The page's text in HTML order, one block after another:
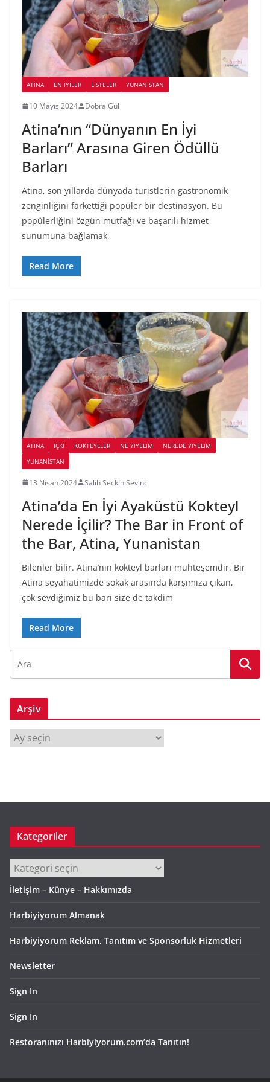
ATINA EN İYILER LİSTELER YUNANISTAN
10 Mayıs 2024 Dobra Gül
Atina’nın “Dünyanın En İyi
Barları” Arasına Giren Ödüllü
Barları
Atina, son yıllarda dünyada turistlerin gastronomik
zenginliğini farkettiği popüler bir destinasyon. Bu
popülerliğini özgün mutfağı ve başarılı hizmet
sunumuna bağlamak
Read More
ATINA İÇKI KOKTEYLLER NE YİYELİM
NEREDE YİYELİM
YUNANISTAN
13 Nisan 2024 Salih Seckin Sevinc
Atina’da En İyi Ayaküstü Kokteyl
Nerede İçilir? The Bar in Front of
the Bar, Atina, Yunanistan
Bilenler bilir. Atina’nın kokteyl barları muhteşemdir. Bir
Atina seyahatimizde sokak arasında karşımıza çıkan,
çok sevdiğimiz bu barı size de takdim
Read More
Arşiv
r
Kategoriler
Kategoriler
İletişim – Künye – Hakkımızda
Harbiyiyorum Almanak
Harbiyiyorum Reklam, Tanıtım ve Sponsorluk Hizmetleri
Newsletter
Sign In
Sign In
Restoranınızı Harbiyiyorum.com’da Tanıtın!